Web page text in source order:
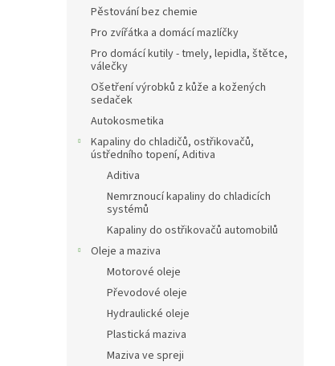
Pěstování bez chemie
Pro zvířátka a domácí mazlíčky
Pro domácí kutily - tmely, lepidla, štětce,
válečky
Ošetření výrobků z kůže a kožených
sedaček
Autokosmetika
Kapaliny do chladičů, ostřikovačů,
ústředního topení, Aditiva
Aditiva
Nemrznoucí kapaliny do chladicích
systémů
Kapaliny do ostřikovačů automobilů
Oleje a maziva
Motorové oleje
Převodové oleje
Hydraulické oleje
Plastická maziva
Maziva ve spreji